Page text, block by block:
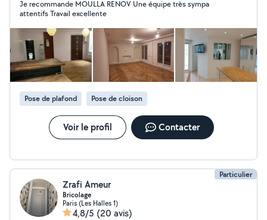
réactif je reste à votre disposition Cordialement
MOULLA RÉNOV
Je recommande MOULLA RENOV Une équipe très sympa
attentifs Travail excellente
Pose de plafond Pose de cloison
Voir le profil Contacter
Particulier
Zrafi Ameur
Bricolage
Paris (Les Halles 1)
4,8/5 (20 avis)